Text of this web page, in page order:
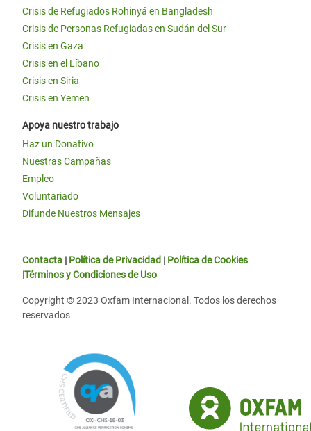
Crisis de Refugiados Rohinyá en Bangladesh
Crisis de Personas Refugiadas en Sudán del Sur
Crisis en Gaza
Crisis en el Líbano
Crisis en Siria
Crisis en Yemen
Apoya nuestro trabajo
Haz un Donativo
Nuestras Campañas
Empleo
Voluntariado
Difunde Nuestros Mensajes
Contacta | Política de Privacidad | Política de Cookies
|Términos y Condiciones de Uso
Copyright © 2023 Oxfam Internacional. Todos los derechos
reservados